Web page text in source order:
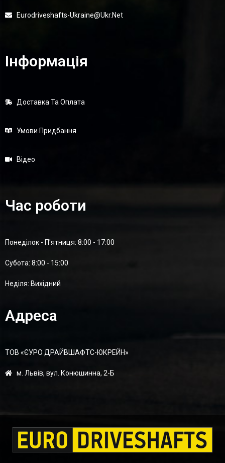
Eurodriveshafts-Ukraine@ukr.net
Інформація
Доставка Та Оплата
Умови Придбання
Відео
Час роботи
Понеділок - П'ятниця: 8:00 - 17:00
Суботa: 8:00 - 15:00
Неділя: Вихідний
Адреса
ТОВ «ЄУРО ДРАЙВШАФТC-ЮКРЕЙН»
м. Львів, вул. Конюшинна, 2-Б